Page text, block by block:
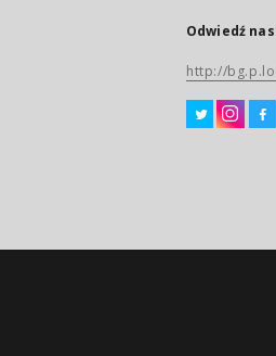
Odwiedź
http://